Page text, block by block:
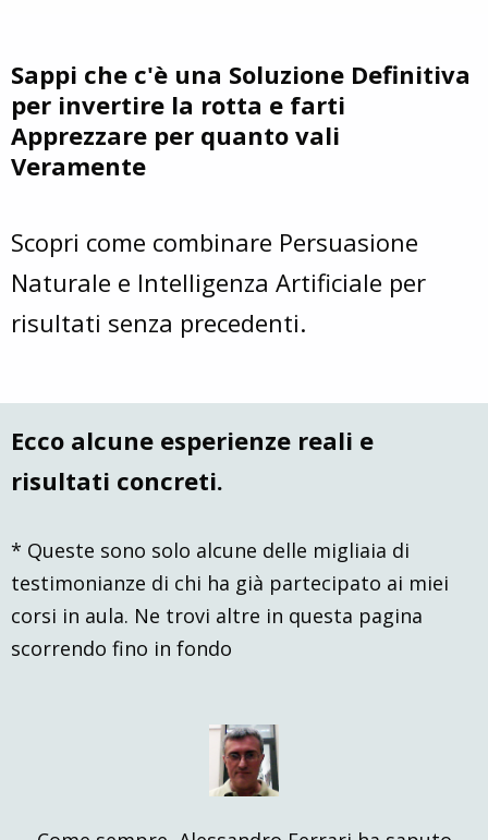
Sappi che c'è una Soluzione Definitiva
per invertire la rotta e farti
Apprezzare per quanto vali
Veramente
Scopri come combinare Persuasione
Naturale e Intelligenza Artificiale per
risultati senza precedenti.
Ecco alcune esperienze reali e
risultati concreti.
* Queste sono solo alcune delle migliaia di
testimonianze di chi ha già partecipato ai miei
corsi in aula. Ne trovi altre in questa pagina
scorrendo fino in fondo